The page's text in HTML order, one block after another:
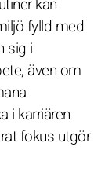
fylld med
sig i
även om
i karriären
fokus utgör